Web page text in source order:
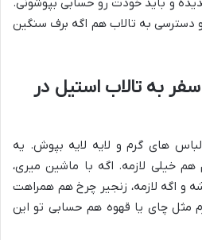
و باید خودت رو حسابی بپوشونی.
دسترسی به تالاب هم اگه برف سنگین
به تالاب استیل در
های گرم و لایه لایه بپوش. یه
خیلی لازمه. اگه با ماشین میری،
اگه لازمه، زنجیر چرخ هم همراهت
مثل چای یا قهوه هم حسابی تو این